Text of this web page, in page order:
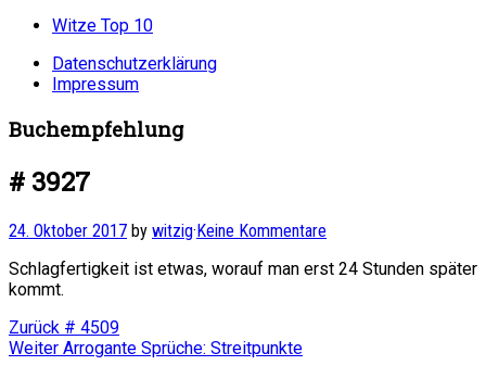
Witze Top 10
Datenschutzerklärung
Impressum
Buchempfehlung
# 3927
24. Oktober 2017 by witzig·Keine Kommentare
Schlagfertigkeit ist etwas, worauf man erst 24 Stunden später
kommt.
Beitragsnavigation
Zurück Vorheriger
Beitrag:
# 4509
Weiter Nächster
Arrogante Sprüche: Streitpunkte